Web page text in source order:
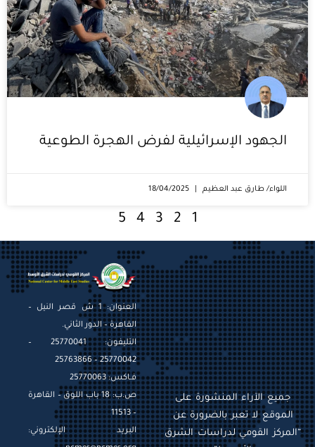
الجهود الإسرائيلية لفرض الهجرة الطوعية
اللواء/ طارق عبد العظيم
1
2
3
4
5
العنوان: 1 ش قصر النيل –
القاهرة – الدور الثاني.
التليفون: 25770041 –
25770042 – 25763866
فـاكس: 25770063
ص.ب: 18 باب اللوق – القاهرة
– 11513
البريد الإلكتروني:
جميع الآراء المنشورة على
الموقع لا تعبر بالضرورة عن
“المركز القومي لدراسات الشرق